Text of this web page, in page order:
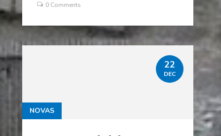
0 Comments
NOVAS
22
DEC